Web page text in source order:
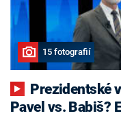
15 fotografií
Pavel vs. Babiš?